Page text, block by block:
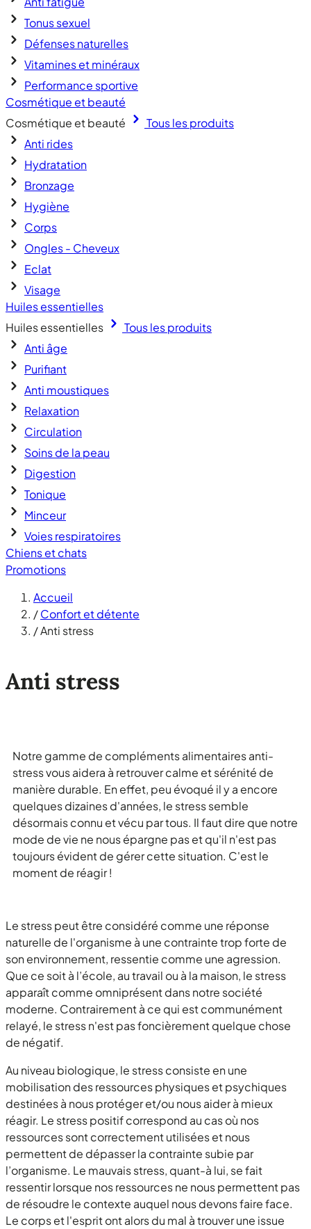
Tonus sexuel
Défenses naturelles
Vitamines et minéraux
Performance sportive
Cosmétique et beauté
Cosmétique et beauté
Tous les produits
Anti rides
Hydratation
Bronzage
Hygiène
Corps
Ongles - Cheveux
Eclat
Visage
Huiles essentielles
Huiles essentielles
Tous les produits
Anti âge
Purifiant
Anti moustiques
Relaxation
Circulation
Soins de la peau
Digestion
Tonique
Minceur
Voies respiratoires
Chiens et chats
Promotions
Accueil
/Confort et détente
/Anti stress
Anti stress
Notre gamme de compléments alimentaires anti-
stress vous aidera à retrouver calme et sérénité de
manière durable. En effet, peu évoqué il y a encore
quelques dizaines d'années, le stress semble
désormais connu et vécu par tous. Il faut dire que notre
mode de vie ne nous épargne pas et qu'il n'est pas
toujours évident de gérer cette situation. C'est le
moment de réagir !
Le stress peut être considéré comme une réponse
naturelle de l'organisme à une contrainte trop forte de
son environnement, ressentie comme une agression.
Que ce soit à l’école, au travail ou à la maison, le stress
apparaît comme omniprésent dans notre société
moderne. Contrairement à ce qui est communément
relayé, le stress n'est pas foncièrement quelque chose
de négatif.
Au niveau biologique, le stress consiste en une
mobilisation des ressources physiques et psychiques
destinées à nous protéger et/ou nous aider à mieux
réagir. Le stress positif correspond au cas où nos
ressources sont correctement utilisées et nous
permettent de dépasser la contrainte subie par
l’organisme. Le mauvais stress, quant-à lui, se fait
ressentir lorsque nos ressources ne nous permettent pas
de résoudre le contexte auquel nous devons faire face.
Le corps et l'esprit ont alors du mal à trouver une issue